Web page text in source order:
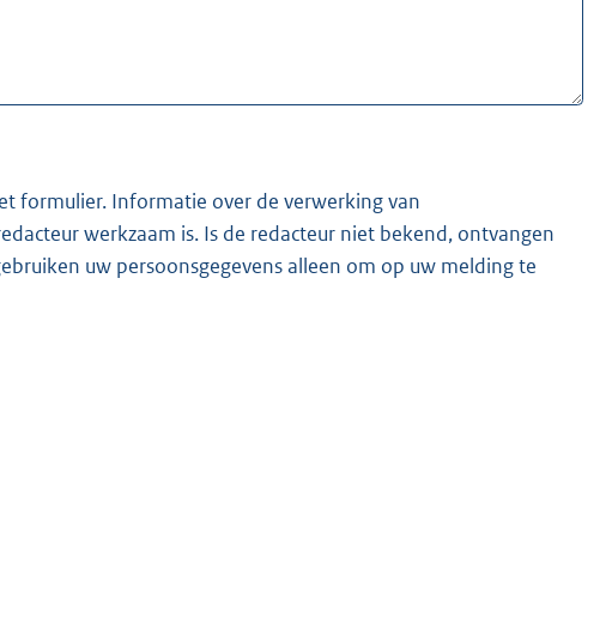
formulier. Informatie over de verwerking van
niet bekend, ontvangen
uw persoonsgegevens alleen om op uw melding te